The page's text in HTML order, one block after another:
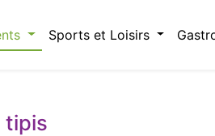
Sports et Loisirs
tipis